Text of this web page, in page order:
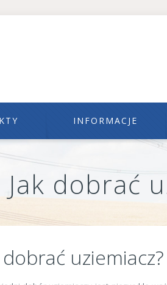
INFORMACJE
Jak dobrać
dobrać uziemiacz?